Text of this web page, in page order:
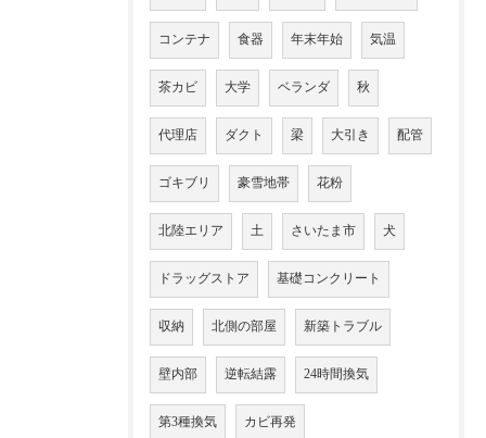
コンテナ 食器 年末年始 気温
茶カビ 大学 ベランダ 秋
代理店 ダクト 梁 大引き 配管
ゴキブリ 豪雪地帯 花粉
北陸エリア 土 さいたま市 犬
ドラッグストア 基礎コンクリート
収納 北側の部屋 新築トラブル
壁内部 逆転結露 24時間換気
第3種換気 カビ再発